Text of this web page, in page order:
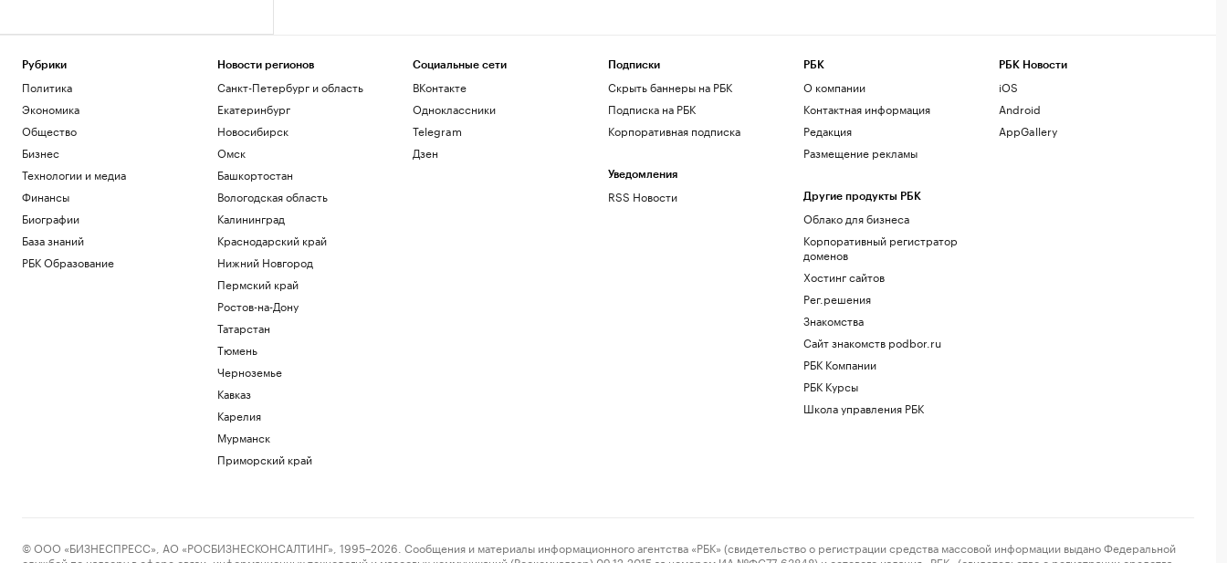
Рубрики
Политика
Экономика
Общество
Бизнес
Технологии и медиа
Финансы
Биографии
База знаний
РБК Образование
Новости регионов
Санкт-Петербург и область
Екатеринбург
Новосибирск
Омск
Башкортостан
Вологодская область
Калининград
Краснодарский край
Нижний Новгород
Пермский край
Ростов-на-Дону
Татарстан
Тюмень
Черноземье
Кавказ
Карелия
Мурманск
Приморский край
Социальные сети
ВКонтакте
Одноклассники
Telegram
Дзен
Подписки
Скрыть баннеры на РБК
Подписка на РБК
Корпоративная подписка
Уведомления
RSS Новости
РБК
О компании
Контактная информация
Редакция
Размещение рекламы
Другие продукты РБК
Облако для бизнеса
Корпоративный регистратор
доменов
Хостинг сайтов
Рег.решения
Знакомства
Сайт знакомств podbor.ru
РБК Компании
РБК Курсы
Школа управления РБК
РБК Новости
iOS
Android
AppGallery
© ООО «БИЗНЕСПРЕСС», АО «РОСБИЗНЕСКОНСАЛТИНГ», 1995–2026. Сообщения и материалы информационного агентства «РБК» (свидетельство о регистрации средства массовой информации выдано Федеральной